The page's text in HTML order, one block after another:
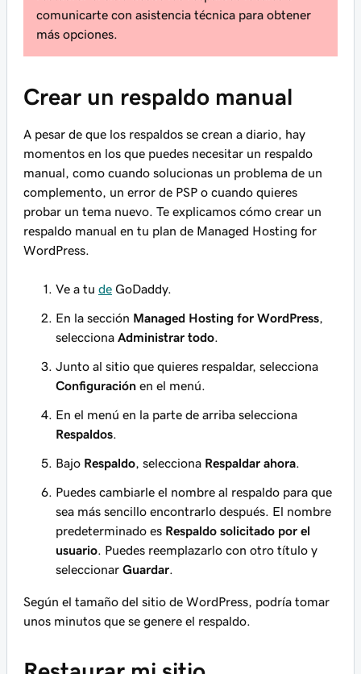
comunicarte con asistencia técnica para obtener
más opciones.
Crear un respaldo manual
A pesar de que los respaldos se crean a diario, hay
momentos en los que puedes necesitar un respaldo
manual, como cuando solucionas un problema de un
complemento, un error de PSP o cuando quieres
probar un tema nuevo. Te explicamos cómo crear un
respaldo manual en tu plan de Managed Hosting for
WordPress.
Ve a tu de GoDaddy.
En la sección Managed Hosting for WordPress
selecciona Administrar todo
Junto al sitio que quieres respaldar, selecciona
Configuración en el menú.
En el menú en la parte de arriba selecciona
Respaldos
Bajo Respaldo , selecciona Respaldar ahora
Puedes cambiarle el nombre al respaldo para que
sea más sencillo encontrarlo después. El nombre
predeterminado es Respaldo solicitado por el
usuario . Puedes reemplazarlo con otro título y
seleccionar Guardar
Según el tamaño del sitio de WordPress, podría tomar
unos minutos que se genere el respaldo.